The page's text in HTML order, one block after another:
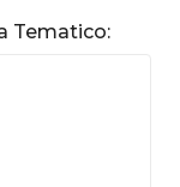
Tematico: